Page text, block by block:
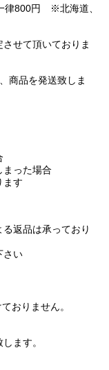
律800円 ※北海道、
せて頂いておりま
商品を発送致しま
まった場合
ます
返品は承っており
さい
おりません。
ます。